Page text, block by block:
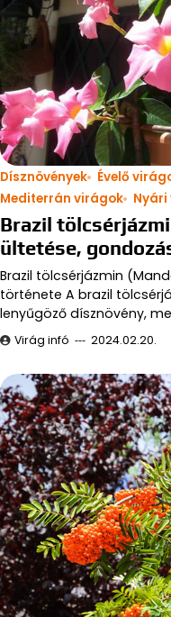
Dísznövények Évelő
Mediterrán virágok
Brazil
ültetése,
Brazil tölcsérjázmin
története A brazil
lenyűgöző dísznövény,
Virág infó 2024.02.20.